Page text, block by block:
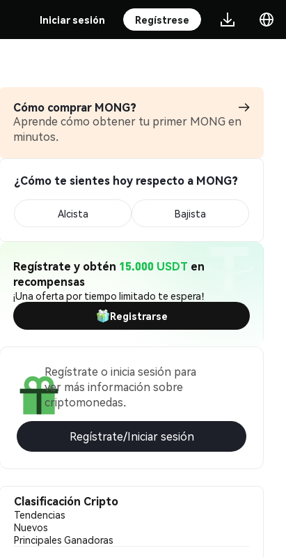
Iniciar sesión Regístrese
Cómo comprar MONG?
Aprende cómo obtener tu primer MONG en
minutos.
¿Cómo te sientes hoy respecto a MONG?
Alcista Bajista
Regístrate y obtén 15.000 USDT en
recompensas
¡Una oferta por tiempo limitado te espera!
Registrarse
Regístrate o inicia sesión para
ver más información sobre
criptomonedas.
Regístrate/Iniciar sesión
Clasificación Cripto
Tendencias
Nuevos
Principales Ganadoras